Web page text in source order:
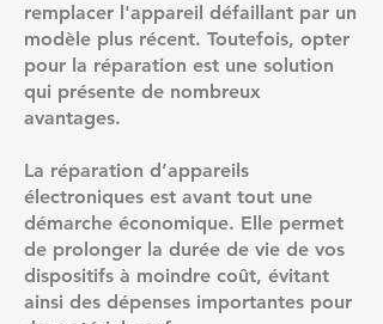
remplacer l'appareil défaillant par un
modèle plus récent. Toutefois, opter
pour la réparation est une solution
qui présente de nombreux
avantages.
La réparation d’appareils
électroniques est avant tout une
démarche économique. Elle permet
de prolonger la durée de vie de vos
dispositifs à moindre coût, évitant
ainsi des dépenses importantes pour